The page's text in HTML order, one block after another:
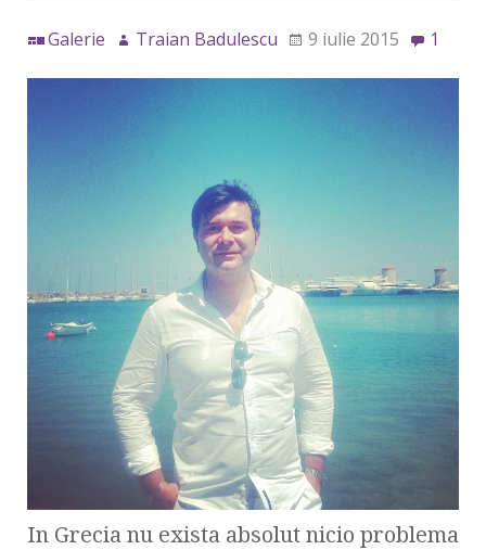
Galerie Traian Badulescu 9 iulie 2015 1
In Grecia nu exista absolut nicio problema